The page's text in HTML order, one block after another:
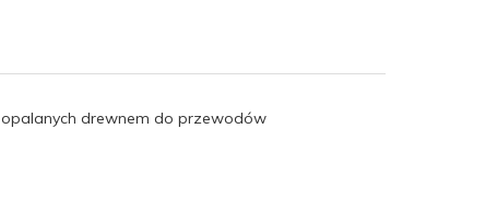
drewnem do przewodów